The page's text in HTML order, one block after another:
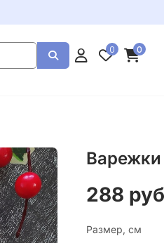
0 0
288 руб
Размер, см